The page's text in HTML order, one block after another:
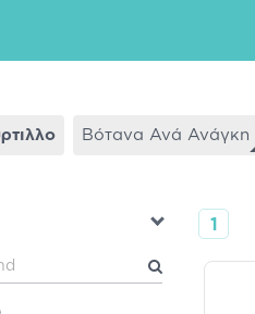
Βότανα Ανά Ανάγκη
1